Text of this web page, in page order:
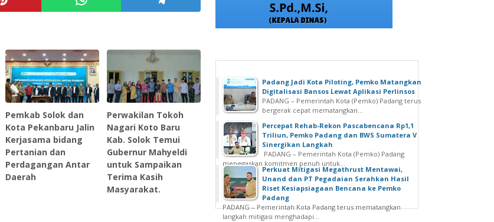
Pemkab Solok dan
Kota Pekanbaru Jalin
Kerjasama bidang
Pertanian dan
Perdagangan Antar
Daerah
Perwakilan Tokoh
Nagari Koto Baru
Kab. Solok Temui
Gubernur Mahyeldi
untuk Sampaikan
Terima Kasih
Masyarakat.
Padang Jadi Kota Piloting, Pemko Matangkan
Digitalisasi Bansos Lewat Aplikasi Perlinsos
PADANG – Pemerintah Kota (Pemko) Padang terus
bergerak cepat mematangkan...
Percepat Rehab-Rekon Pascabencana Rp1,1
Triliun, Pemko Padang dan BWS Sumatera V
Sinergikan Langkah
PADANG – Pemerintah Kota (Pemko) Padang
menegaskan komitmen penuh untuk...
Perkuat Mitigasi Megathrust Mentawai,
Unand dan PT Pegadaian Serahkan Hasil
Riset Kesiapsiagaan Bencana ke Pemko
Padang
PADANG – Pemerintah Kota Padang terus mematangkan
langkah mitigasi menghadapi...